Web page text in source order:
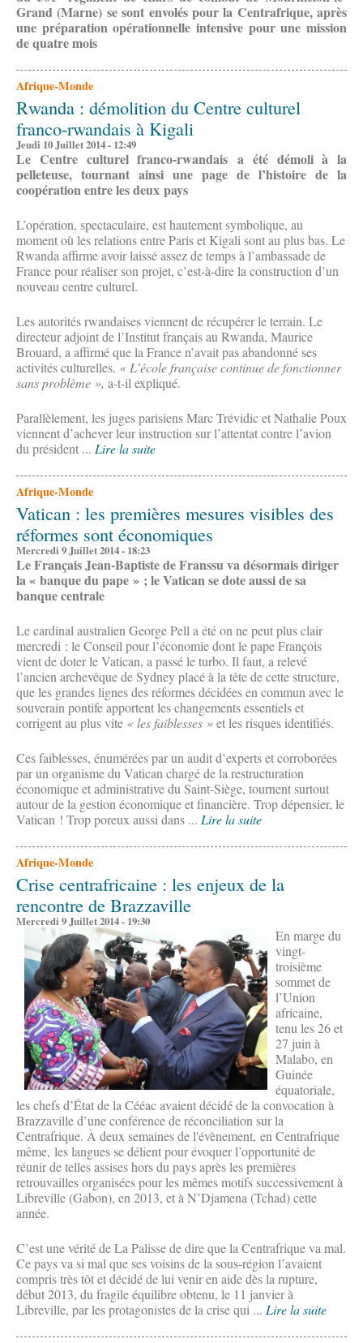
Grand (Marne) se sont envolés pour la Centrafrique, après
une préparation opérationnelle intensive pour une mission
de quatre mois
Afrique-Monde
Rwanda : démolition du Centre culturel
franco-rwandais à Kigali
Jeudi 10 Juillet 2014 - 12:49
Le Centre culturel franco-rwandais a été démoli à la
pelleteuse, tournant ainsi une page de l’histoire de la
coopération entre les deux pays
L’opération, spectaculaire, est hautement symbolique, au
moment où les relations entre Paris et Kigali sont au plus bas. Le
Rwanda affirme avoir laissé assez de temps à l’ambassade de
France pour réaliser son projet, c’est-à-dire la construction d’un
nouveau centre culturel.
Les autorités rwandaises viennent de récupérer le terrain. Le
directeur adjoint de l’Institut français au Rwanda, Maurice
Brouard, a affirmé que la France n’avait pas abandonné ses
activités culturelles. « L’école française continue de fonctionner
sans problème », a-t-il expliqué.
Parallèlement, les juges parisiens Marc Trévidic et Nathalie Poux
viennent d’achever leur instruction sur l’attentat contre l’avion
du président ... Lire la suite
Afrique-Monde
Vatican : les premières mesures visibles des
réformes sont économiques
Mercredi 9 Juillet 2014 - 18:23
Le Français Jean-Baptiste de Franssu va désormais diriger
la « banque du pape » ; le Vatican se dote aussi de sa
banque centrale
Le cardinal australien George Pell a été on ne peut plus clair
mercredi : le Conseil pour l’économie dont le pape François
vient de doter le Vatican, a passé le turbo. Il faut, a relevé
l’ancien archevêque de Sydney placé à la tête de cette structure,
que les grandes lignes des réformes décidées en commun avec le
souverain pontife apportent les changements essentiels et
corrigent au plus vite « les faiblesses »et les risques identifiés.
Ces faiblesses, énumérées par un audit d’experts et corroborées
par un organisme du Vatican chargé de la restructuration
économique et administrative du Saint-Siège, tournent surtout
autour de la gestion économique et financière. Trop dépensier, le
Vatican ! Trop poreux aussi dans ... Lire la suite
Afrique-Monde
Crise centrafricaine : les enjeux de la
rencontre de Brazzaville
Mercredi 9 Juillet 2014 - 19:30
En margedu
vingt-
troisième
sommet de
l’Union
africaine,
tenu les 26 et
27 juin à
Malabo, en
Guinée
équatoriale,
les chefs d’État de la Cééac avaient décidé de la convocation à
Brazzaville d’une conférence de réconciliation sur la
Centrafrique. À deux semaines de l'évènement, en Centrafrique
même, les langues se délient pour évoquer l’opportunité de
réunir de telles assises hors du pays après les premières
retrouvailles organisées pour les mêmes motifs successivement à
Libreville (Gabon), en 2013, et à N’Djamena (Tchad) cette
année.
C’est une vérité de La Palisse de dire que la Centrafrique va mal.
Ce pays va si mal que ses voisins de la sous-région l’avaient
compris très tôt et décidé de lui venir en aide dès la rupture,
début 2013, du fragile équilibre obtenu, le 11 janvier à
Libreville, par les protagonistes de la crise qui ... Lire la suite